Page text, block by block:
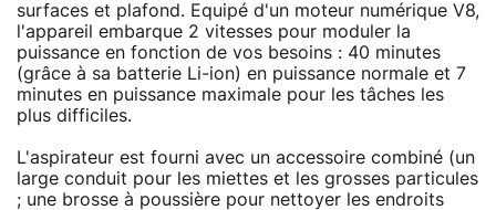
surfaces et plafond. Equipé d'un moteur numérique V8,
l'appareil embarque 2 vitesses pour moduler la
puissance en fonction de vos besoins : 40 minutes
(grâce à sa batterie Li-ion) en puissance normale et 7
minutes en puissance maximale pour les tâches les
plus difficiles.
L'aspirateur est fourni avec un accessoire combiné (un
large conduit pour les miettes et les grosses particules
; une brosse à poussière pour nettoyer les endroits